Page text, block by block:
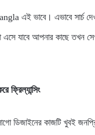
এই ভাবে। এভাবে সার্চ
এসে যাবে আপনার কাছে তখন
ফ্রিল্যান্সিং
ডিজাইনের কাজটি খুবই